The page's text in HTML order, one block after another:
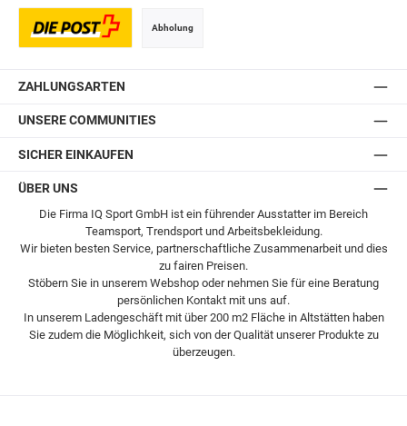
Abholung
ZAHLUNGSARTEN
UNSERE COMMUNITIES
SICHER EINKAUFEN
ÜBER UNS
Die Firma IQ Sport GmbH ist ein führender Ausstatter im Bereich
Teamsport, Trendsport und Arbeitsbekleidung.
Wir bieten besten Service, partnerschaftliche Zusammenarbeit und dies
zu fairen Preisen.
Stöbern Sie in unserem Webshop oder nehmen Sie für eine Beratung
persönlichen Kontakt mit uns auf.
In unserem Ladengeschäft mit über 200 m2 Fläche in Altstätten haben
Sie zudem die Möglichkeit, sich von der Qualität unserer Produkte zu
überzeugen.